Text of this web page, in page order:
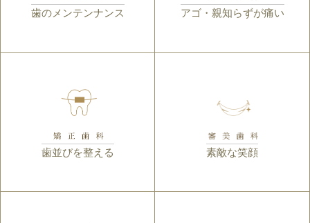
歯のメンテンナンス アゴ・親知らずが痛い
歯並びを整える 素敵な笑顔